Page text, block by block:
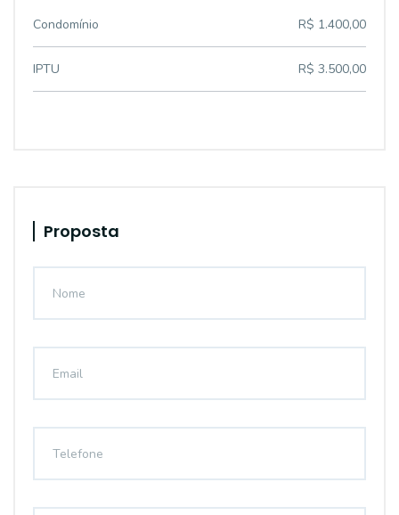
Condomínio R$ 1.400,00
IPTU R$ 3.500,00
Proposta